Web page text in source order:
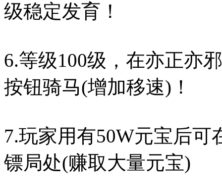
级稳定发育！
6.等级100级，在亦正亦
按钮骑马(增加移速)！
7.玩家用有50W元宝后
镖局处(赚取大量元宝)